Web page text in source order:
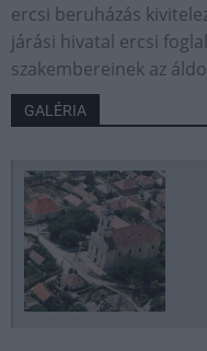
ercsi beruházás
járási hivatal ercsi
szakembereinek az
GALÉRIA